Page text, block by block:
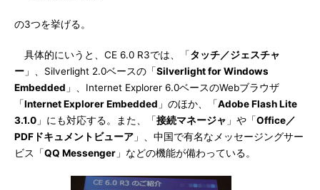
の3つを挙げる。
具体的にいうと、CE 6.0 R3では、「タッチ／ジェスチャ
ー 」、Silverlight 2.0ベースの「Silverlight for Windows
Embedded 」、Internet Explorer 6.0ベースのWebブラウザ
「Internet Explorer Embedded 」のほか、「Adobe Flash Lite
3.1.0 」にも対応する。また、「接続マネージャ 」や「Office／
PDFドキュメントビューア 」、中国で有名なメッセージングサー
ビス「QQ Messenger 」などの機能が備わっている。